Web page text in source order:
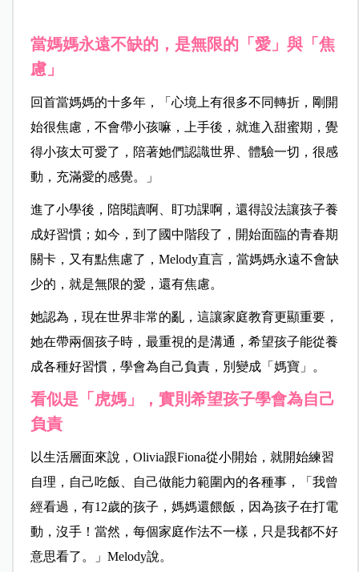
當媽媽永遠不缺的，是無限的「愛」與「焦
慮」
回首當媽媽的十多年，「心境上有很多不同轉折，剛開
始很焦慮，不會帶小孩嘛，上手後，就進入甜蜜期，覺
得小孩太可愛了，陪著她們認識世界、體驗一切，很感
動，充滿愛的感覺。」
進了小學後，陪閱讀啊、盯功課啊，還得設法讓孩子養
成好習慣；如今，到了國中階段了，開始面臨的青春期
關卡，又有點焦慮了，Melody直言，當媽媽永遠不會缺
少的，就是無限的愛，還有焦慮。
她認為，現在世界非常的亂，這讓家庭教育更顯重要，
她在帶兩個孩子時，最重視的是溝通，希望孩子能從養
成各種好習慣，學會為自己負責，別變成「媽寶」。
看似是「虎媽」，實則希望孩子學會為自己
負責
以生活層面來說，Olivia跟Fiona從小開始，就開始練習
自理，自己吃飯、自己做能力範圍內的各種事，「我曾
經看過，有12歲的孩子，媽媽還餵飯，因為孩子在打電
動，沒手！當然，每個家庭作法不一樣，只是我都不好
意思看了。」Melody說。